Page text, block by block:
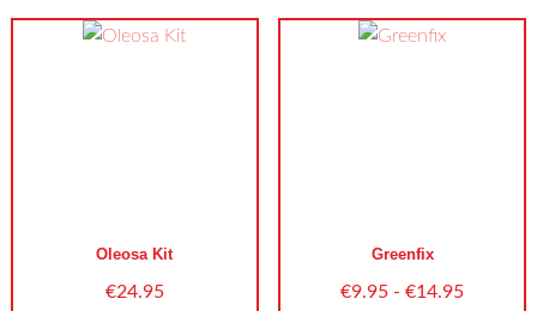
Oleosa Kit
€24.95
Greenfix
€9.95 - €14.95